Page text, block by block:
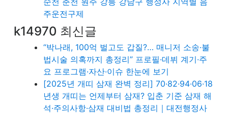
주운전구제
k14970 최신글
“박나래, 100억 벌고도 갑질?… 매니저 소송·불
법시술 의혹까지 총정리” 프로필·데뷔 계기·주
요 프로그램·자산·이슈 한눈에 보기
[2025년 개띠 삼재 완벽 정리] 70·82·94·06·18
년생 개띠는 언제부터 삼재? 입춘 기준 삼재 해
석·주의사항·삼재 대비법 총정리｜대전행정사